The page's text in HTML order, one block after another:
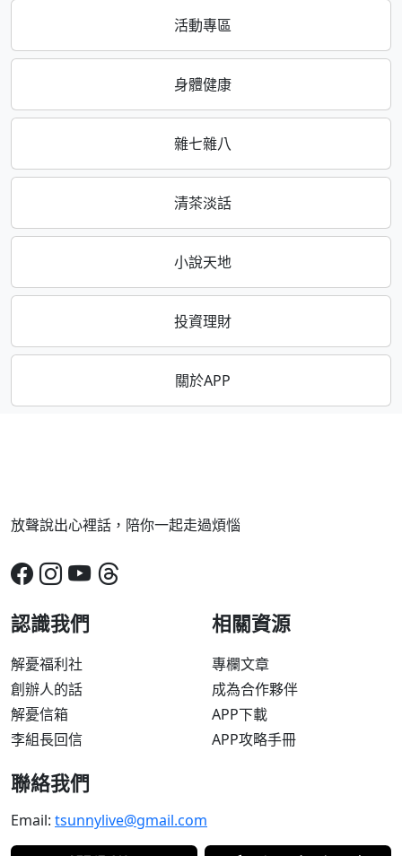
活動專區
身體健康
雜七雜八
清茶淡話
小說天地
投資理財
關於APP
放聲說出心裡話，陪你一起走過煩惱
認識我們
解憂福利社
創辦人的話
解憂信箱
李組長回信
相關資源
專欄文章
成為合作夥伴
APP下載
APP攻略手冊
聯絡我們
Email: tsunnylive@gmail.com